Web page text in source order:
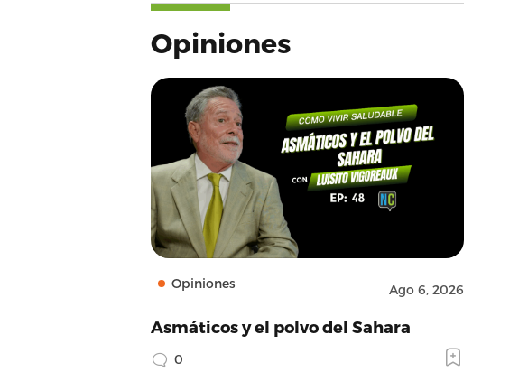
Opiniones
Opiniones Ago 6, 2026
Asmáticos y el polvo del Sahara
0